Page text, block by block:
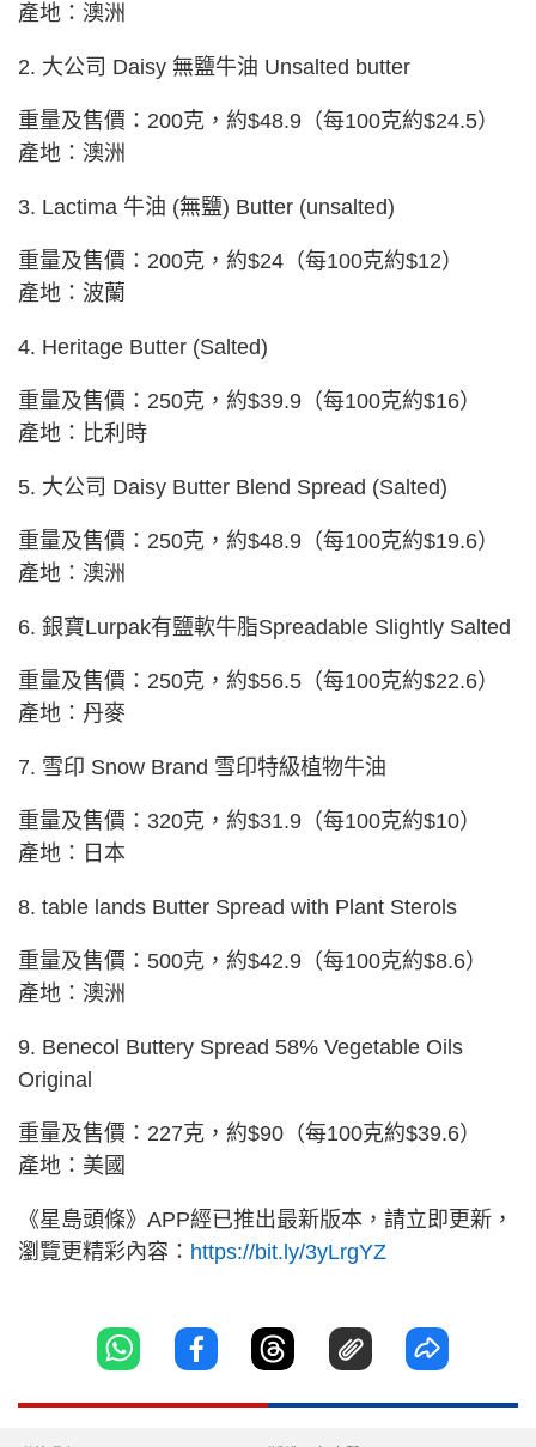
產地：澳洲
2. 大公司 Daisy 無鹽牛油 Unsalted butter
重量及售價：200克，約$48.9（每100克約$24.5）
產地：澳洲
3. Lactima 牛油 (無鹽) Butter (unsalted)
重量及售價：200克，約$24（每100克約$12）
產地：波蘭
4. Heritage Butter (Salted)
重量及售價：250克，約$39.9（每100克約$16）
產地：比利時
5. 大公司 Daisy Butter Blend Spread (Salted)
重量及售價：250克，約$48.9（每100克約$19.6）
產地：澳洲
6. 銀寶Lurpak有鹽軟牛脂Spreadable Slightly Salted
重量及售價：250克，約$56.5（每100克約$22.6）
產地：丹麥
7. 雪印 Snow Brand 雪印特級植物牛油
重量及售價：320克，約$31.9（每100克約$10）
產地：日本
8. table lands Butter Spread with Plant Sterols
重量及售價：500克，約$42.9（每100克約$8.6）
產地：澳洲
9. Benecol Buttery Spread 58% Vegetable Oils
Original
重量及售價：227克，約$90（每100克約$39.6）
產地：美國
《星島頭條》APP經已推出最新版本，請立即更新，
瀏覽更精彩內容： https://bit.ly/3yLrgYZ